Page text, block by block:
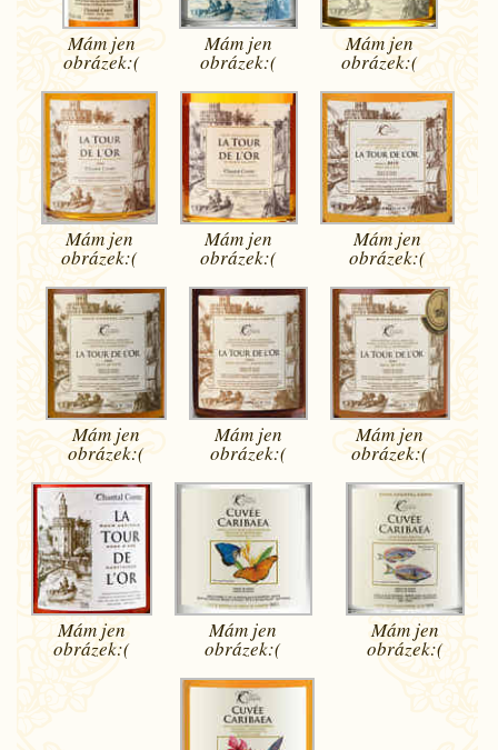
Mám jen
obrázek:(
Mám jen
obrázek:(
Mám jen
obrázek:(
Mám jen
obrázek:(
Mám jen
obrázek:(
Mám jen
obrázek:(
Mám jen
obrázek:(
Mám jen
obrázek:(
Mám jen
obrázek:(
Mám jen
obrázek:(
Mám jen
obrázek:(
Mám jen
obrázek:(